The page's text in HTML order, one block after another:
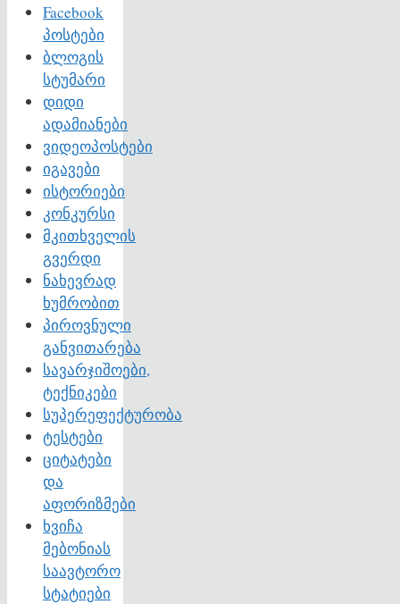
Facebook
პოსტები
ბლოგის
სტუმარი
დიდი
ადამიანები
ვიდეოპოსტები
იგავები
ისტორიები
კონკურსი
მკითხველის
გვერდი
ნახევრად
ხუმრობით
პიროვნული
განვითარება
სავარჯიშოები,
ტექნიკები
სუპერეფექტურობა
ტესტები
ციტატები
და
აფორიზმები
ხვიჩა
მებონიას
საავტორო
სტატიები